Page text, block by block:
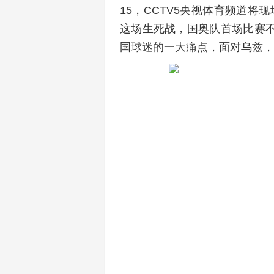
15，CCTV5央视体育频道将
这场生死战，国奥队首场比赛
国球迷的一大痛点，面对乌兹